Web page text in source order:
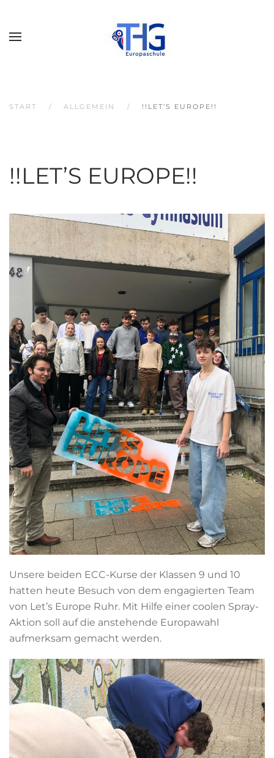
START ALLGEMEIN !!LET’S EUROPE!!
!!LET’S EUROPE!!
Unsere beiden ECC-Kurse der Klassen 9 und 10
hatten heute Besuch von dem engagierten Team
von Let’s Europe Ruhr. Mit Hilfe einer coolen Spray-
Aktion soll auf die anstehende Europawahl
aufmerksam gemacht werden.